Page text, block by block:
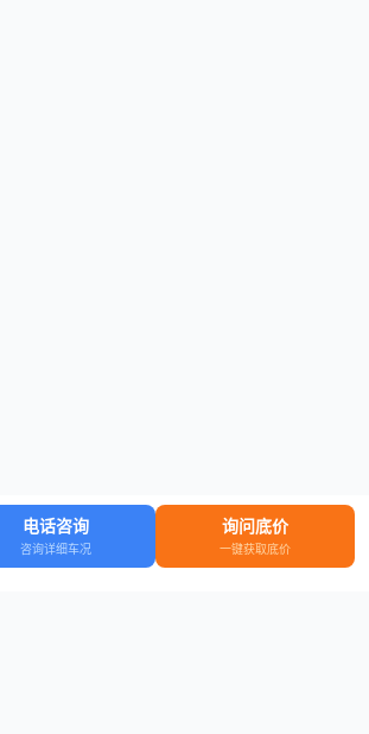
电话咨询
咨询详细车况
询问底价
一键获取底价
车源 知识 登录